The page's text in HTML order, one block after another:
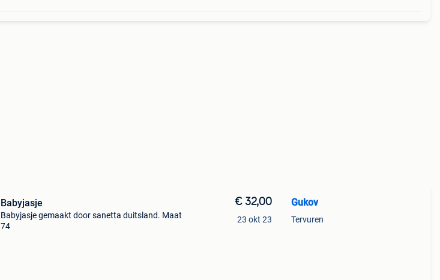
Babyjasje
Babyjasje gemaakt door sanetta duitsland. Maat
74
€ 32,00
23 okt 23
Gukov
Tervuren